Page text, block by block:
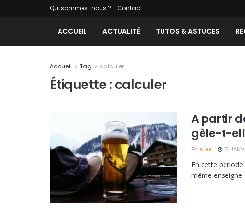
Qui sommes-nous ? Contact
ACCUEIL ACTUALITÉ TUTOS & ASTUCES
Accueil Tag calculer
Étiquette :calculer
A partir
gèle-t-
BY ALEX 15
En cette
même enseigne